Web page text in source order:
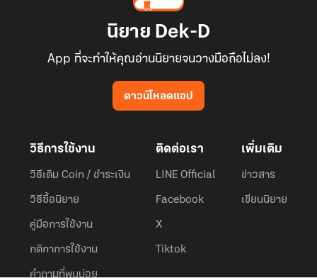
นิยาย Dek-D
App ที่จะทำให้คุณอ่านนิยายจนวางมือถือไม่ลง!
ดาวน์โหลดแอป
วิธีการใช้งาน
วิธีเติม Coin / ชำระเงิน
วิธีซื้อนิยาย
คู่มือการใช้งาน
กติกาการใช้งาน
คำถามที่พบบ่อย
ติดต่อเรา
LINE Official
Facebook
X
Tiktok
เพิ่มเติม
ข่าวสาร
เขียนนิยาย